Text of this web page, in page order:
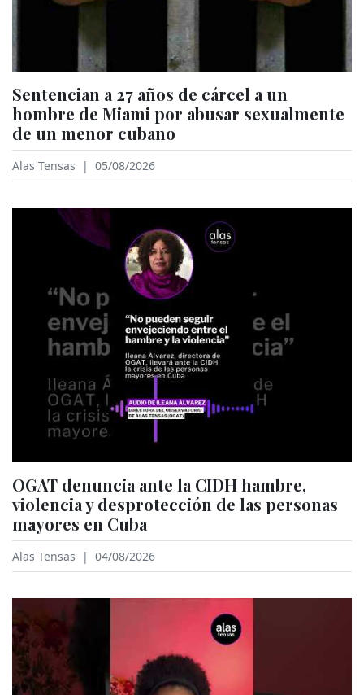
Sentencian a 27 años de cárcel a un
hombre de Miami por abusar sexualmente
de un menor cubano
Alas Tensas | 05/08/2026
OGAT denuncia ante la CIDH hambre,
violencia y desprotección de las personas
mayores en Cuba
Alas Tensas | 04/08/2026